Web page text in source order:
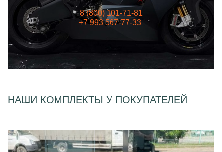
8 (800) 101-71-81
+7 993 567-77-33
НАШИ КОМПЛЕКТЫ У ПОКУПАТЕЛЕЙ